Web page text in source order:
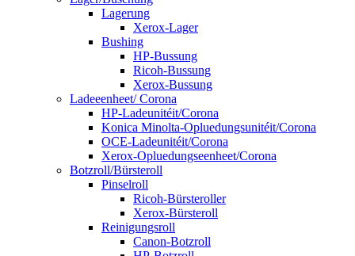
Lagerung
Xerox-Lager
Bushing
HP-Bussung
Ricoh-Bussung
Xerox-Bussung
Ladeeenheet/ Corona
HP-Ladeunitéit/Corona
Konica Minolta-Opluedungsunitéit/Corona
OCE-Ladeunitéit/Corona
Xerox-Opluedungseenheet/Corona
Botzroll/Bürsteroll
Pinselroll
Ricoh-Bürsteroller
Xerox-Bürsteroll
Reinigungsroll
Canon-Botzroll